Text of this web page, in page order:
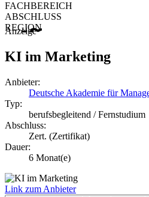
FACHBEREICH
ABSCHLUSS
REGION
Anzeige
KI im Marketing
Anbieter:
Deutsche Akademie für
Typ:
berufsbegleitend / Fernstudium
Abschluss:
Zert. (Zertifikat)
Dauer:
6 Monat(e)
Link zum Anbieter